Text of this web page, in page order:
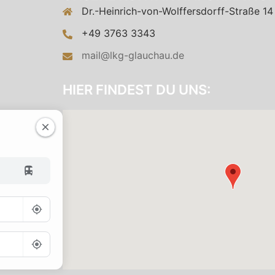
Dr.-Heinrich-von-Wolffersdorff-Straße 14
+49 3763 3343
mail@lkg-glauchau.de
HIER FINDEST DU UNS: